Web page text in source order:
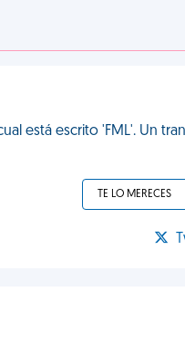
está escrito 'FML'. Un
TE LO MERECES